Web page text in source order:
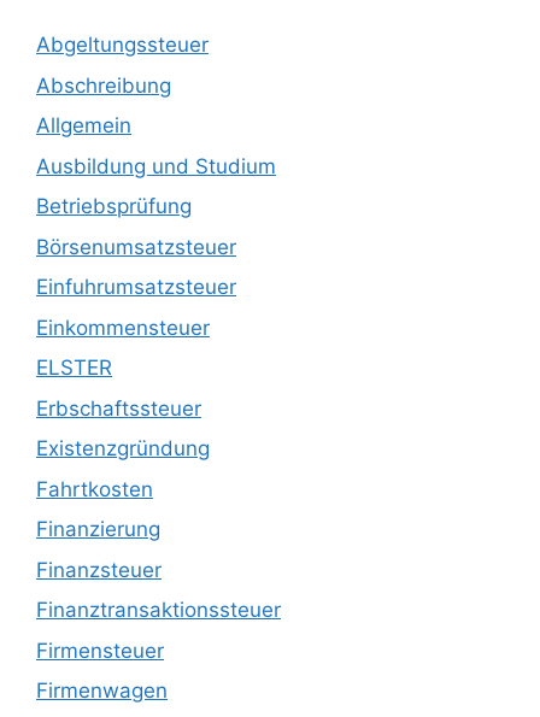
Abgeltungssteuer
Abschreibung
Allgemein
Ausbildung und Studium
Betriebsprüfung
Börsenumsatzsteuer
Einfuhrumsatzsteuer
Einkommensteuer
ELSTER
Erbschaftssteuer
Existenzgründung
Fahrtkosten
Finanzierung
Finanzsteuer
Finanztransaktionssteuer
Firmensteuer
Firmenwagen